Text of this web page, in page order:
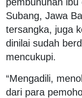
Subang, Jawa
tersangka, juga
dinilai sudah
mencukupi.
“Mengadili,
dari para